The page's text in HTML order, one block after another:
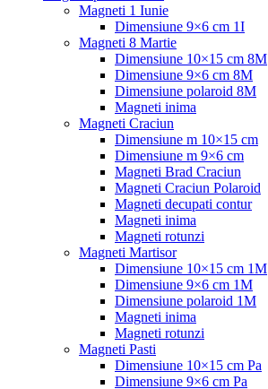
Magneti 1 Iunie
Dimensiune 9×6 cm 1I
Magneti 8 Martie
Dimensiune 10×15 cm 8M
Dimensiune 9×6 cm 8M
Dimensiune polaroid 8M
Magneti inima
Magneti Craciun
Dimensiune m 10×15 cm
Dimensiune m 9×6 cm
Magneti Brad Craciun
Magneti Craciun Polaroid
Magneti decupati contur
Magneti inima
Magneti rotunzi
Magneti Martisor
Dimensiune 10×15 cm 1M
Dimensiune 9×6 cm 1M
Dimensiune polaroid 1M
Magneti inima
Magneti rotunzi
Magneti Pasti
Dimensiune 10×15 cm Pa
Dimensiune 9×6 cm Pa